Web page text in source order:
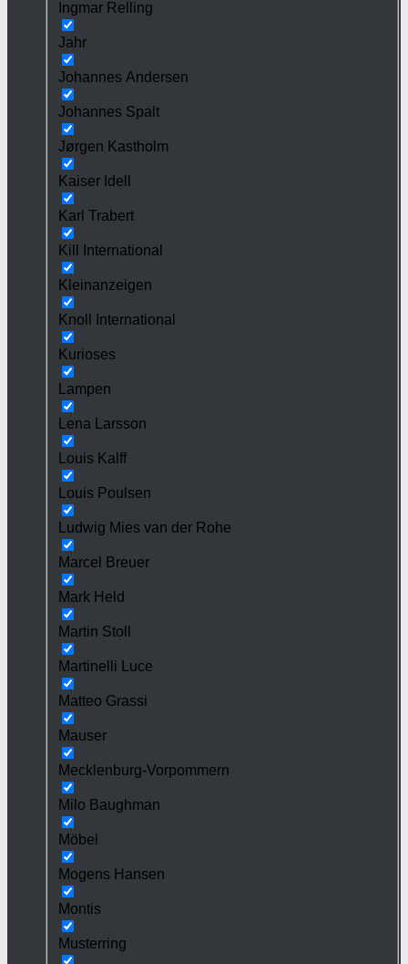
Ingmar Relling
Jahr
Johannes Andersen
Johannes Spalt
Jørgen Kastholm
Kaiser Idell
Karl Trabert
Kill International
Kleinanzeigen
Knoll International
Kurioses
Lampen
Lena Larsson
Louis Kalff
Louis Poulsen
Ludwig Mies van der Rohe
Marcel Breuer
Mark Held
Martin Stoll
Martinelli Luce
Matteo Grassi
Mauser
Mecklenburg-Vorpommern
Milo Baughman
Möbel
Mogens Hansen
Montis
Musterring